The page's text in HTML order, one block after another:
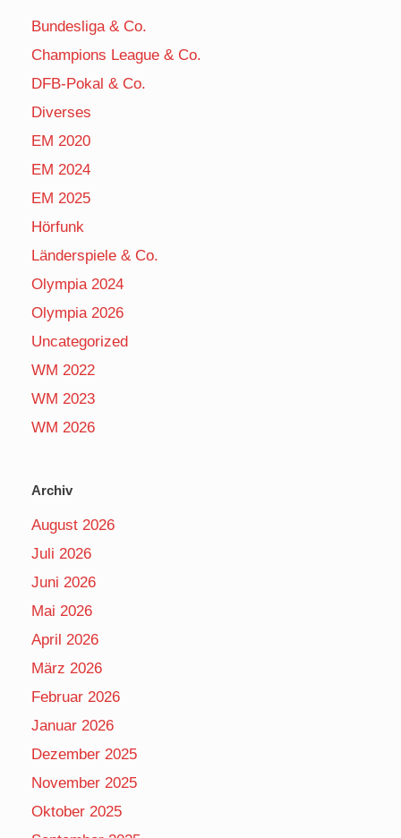
Bundesliga & Co.
Champions League & Co.
DFB-Pokal & Co.
Diverses
EM 2020
EM 2024
EM 2025
Hörfunk
Länderspiele & Co.
Olympia 2024
Olympia 2026
Uncategorized
WM 2022
WM 2023
WM 2026
Archiv
August 2026
Juli 2026
Juni 2026
Mai 2026
April 2026
März 2026
Februar 2026
Januar 2026
Dezember 2025
November 2025
Oktober 2025